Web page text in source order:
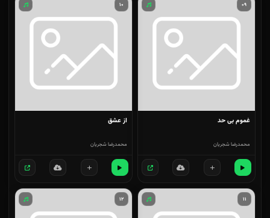
۰۹
غموم بی حد
محمدرضا شجریان
۱۰
از عشق
محمدرضا شجریان
۱۱ ۱۲